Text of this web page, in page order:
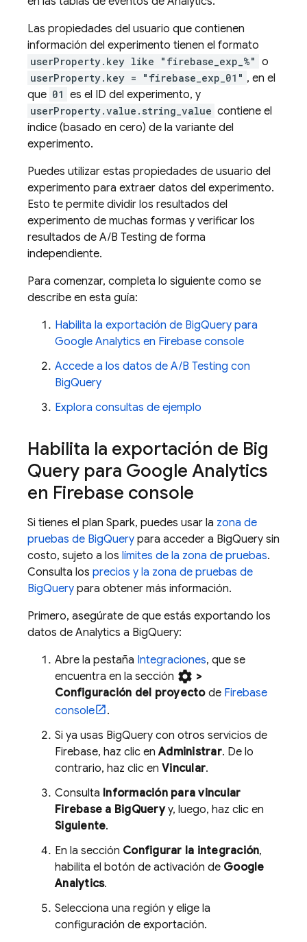
Las propiedades del usuario que contienen
información del experimento tienen el formato
userProperty.key like "firebase_exp_%" o
userProperty.key = "firebase_exp_01" , en el
que 01 es el ID del experimento, y
userProperty.value.string_value contiene el
índice (basado en cero) de la variante del
experimento.
Puedes utilizar estas propiedades de usuario del
experimento para extraer datos del experimento.
Esto te permite dividir los resultados del
experimento de muchas formas y verificar los
resultados de A/B Testing de forma
independiente.
Para comenzar, completa lo siguiente como se
describe en esta guía:
Habilita la exportación de BigQuery para
Google Analytics en Firebase console
Accede a los datos de A/B Testing con
BigQuery
Explora consultas de ejemplo
Habilita la exportación de Big
Query para Google Analytics
en Firebase console
Si tienes el plan Spark, puedes usar la zona de
pruebas de BigQuery para acceder a BigQuery sin
costo, sujeto a los límites de la zona de pruebas.
Consulta los precios y la zona de pruebas de
BigQuery para obtener más información.
Primero, asegúrate de que estás exportando los
datos de Analytics a BigQuery:
Abre la pestaña Integraciones, que se
encuentra en la sección settings >
Configuración del proyectode Firebase
console
.
Si ya usas BigQuery con otros servicios de
Firebase, haz clic enAdministrar. De lo
contrario, haz clic en Vincular.
Consulta Información para vincular
Firebase a BigQueryy, luego, haz clic en
Siguiente.
En la sección Configurar la integración,
habilita el botón de activación de Google
Analytics.
Selecciona una región y elige la
configuración de exportación.